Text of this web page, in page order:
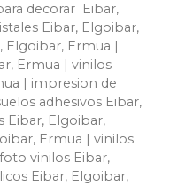
decorar Eibar,
Eibar, Elgoibar,
Ermua |
Ermua | vinilos
| impresion de
adhesivos Eibar,
Eibar, Elgoibar,
Ermua | vinilos
vinilos Eibar,
Eibar, Elgoibar,